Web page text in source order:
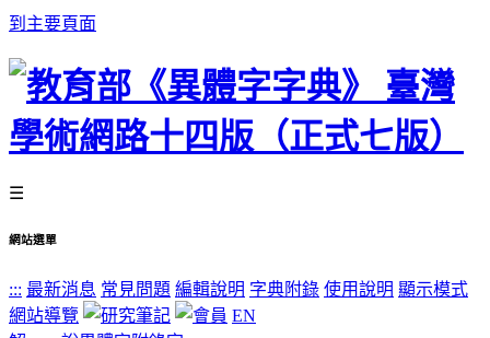
到主要頁面
☰
網站選單
::: 最新消息 常見問題 編輯說明 字典附錄 使用說明 顯示模式
網站導覽
EN